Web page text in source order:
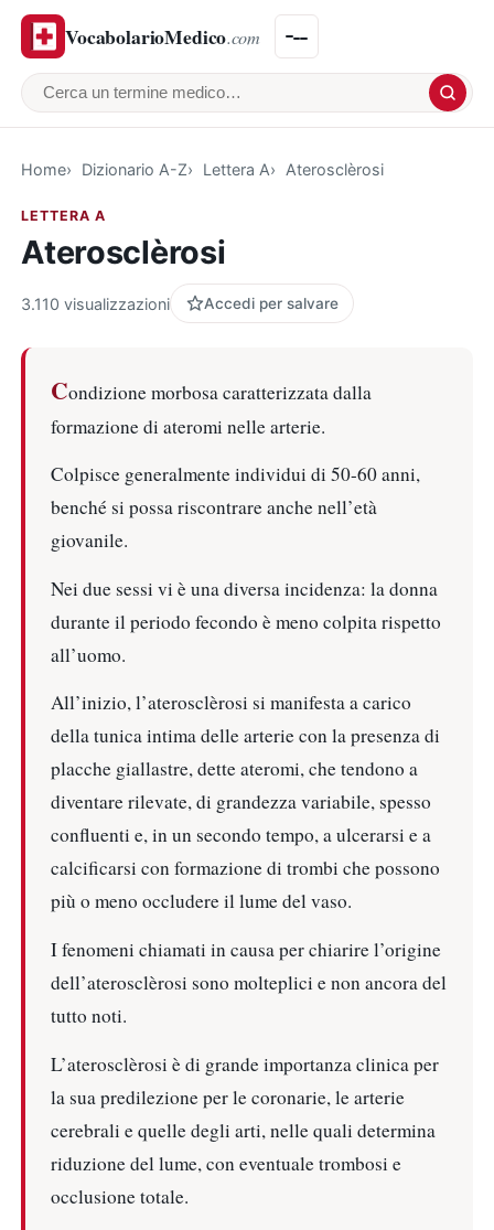
VocabolarioMedico.com
Cerca un termine medico
Home Dizionario A-Z Lettera A Aterosclèrosi
LETTERA A
Aterosclèrosi
3.110 visualizzazioni Accedi per salvare
Condizione morbosa caratterizzata dalla
formazione di ateromi nelle arterie.
Colpisce generalmente individui di 50-60 anni,
benché si possa riscontrare anche nell’età
giovanile.
Nei due sessi vi è una diversa incidenza: la donna
durante il periodo fecondo è meno colpita rispetto
all’uomo.
All’inizio, l’aterosclèrosi si manifesta a carico
della tunica intima delle arterie con la presenza di
placche giallastre, dette ateromi, che tendono a
diventare rilevate, di grandezza variabile, spesso
confluenti e, in un secondo tempo, a ulcerarsi e a
calcificarsi con formazione di trombi che possono
più o meno occludere il lume del vaso.
I fenomeni chiamati in causa per chiarire l’origine
dell’aterosclèrosi sono molteplici e non ancora del
tutto noti.
L’aterosclèrosi è di grande importanza clinica per
la sua predilezione per le coronarie, le arterie
cerebrali e quelle degli arti, nelle quali determina
riduzione del lume, con eventuale trombosi e
occlusione totale.